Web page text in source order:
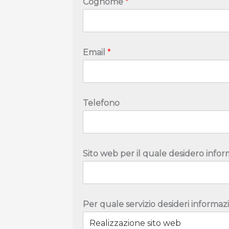
Email *
Telefono
Sito web per il quale desidero
Per quale servizio desideri